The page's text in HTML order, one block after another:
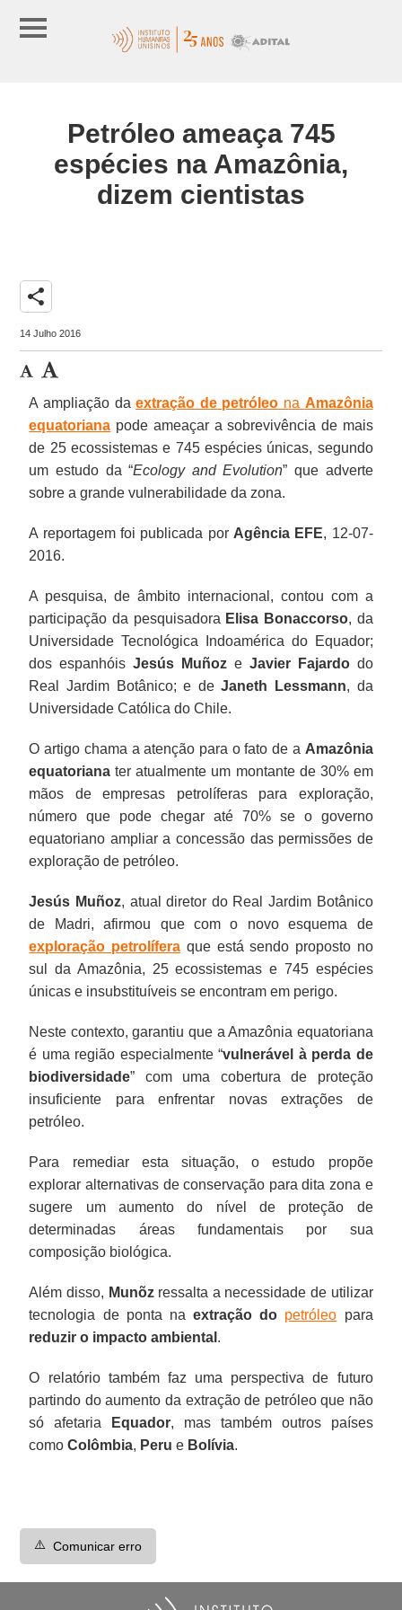
Petróleo ameaça 745
espécies na Amazônia,
dizem cientistas
share
14 Julho 2016
A ampliação daextração de petróleo na Amazônia
equatoriana pode ameaçar a sobrevivência de mais
de 25 ecossistemas e 745 espécies únicas, segundo
um estudo da “Ecology and Evolution” que adverte
sobre a grande vulnerabilidade da zona.
A reportagem foi publicada por Agência EFE, 12-07-
2016.
A pesquisa, de âmbito internacional, contou com a
participação da pesquisadora Elisa Bonaccorso, da
Universidade Tecnológica Indoamérica do Equador;
dos espanhóisJesús Muñoz e Javier Fajardodo
Real Jardim Botânico; e deJaneth Lessmann, da
Universidade Católica do Chile.
O artigo chama a atenção para o fato de a Amazônia
equatoriana ter atualmente um montante de 30% em
mãos de empresas petrolíferas para exploração,
número que pode chegar até 70% se o governo
equatoriano ampliar a concessão das permissões de
exploração de petróleo.
Jesús Muñoz, atual diretor do Real Jardim Botânico
de Madri, afirmou que com o novo esquema de
exploração petrolífera que está sendo proposto no
sul da Amazônia, 25 ecossistemas e 745 espécies
únicas e insubstituíveis se encontram em perigo.
Neste contexto, garantiu que a Amazônia equatoriana
é uma região especialmente “vulnerável à perda de
biodiversidade” com uma cobertura de proteção
insuficiente para enfrentar novas extrações de
petróleo.
Para remediar esta situação, o estudo propõe
explorar alternativas de conservação para dita zona e
sugere um aumento do nível de proteção de
determinadas áreas fundamentais por sua
composição biológica.
Além disso, Munõzressalta a necessidade de utilizar
tecnologia de ponta naextração do petróleo para
reduzir o impacto ambiental .
O relatório também faz uma perspectiva de futuro
partindo do aumento da extração de petróleo que não
só afetaria
Equador, mas também outros países
comoColômbia, Peru e Bolívia.
⚠️ Comunicar erro